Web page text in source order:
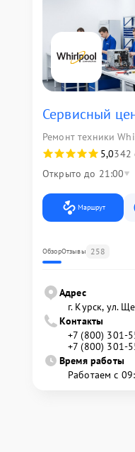
Сервисный
Ремонт техники
5,0342
Открыто до 21:00
Маршрут
ОбзорОтзывы 258
Адрес
г. Курск, ул.
Контакты
+7 (800) 301-
+7 (800) 301-
Время работы
Работаем с